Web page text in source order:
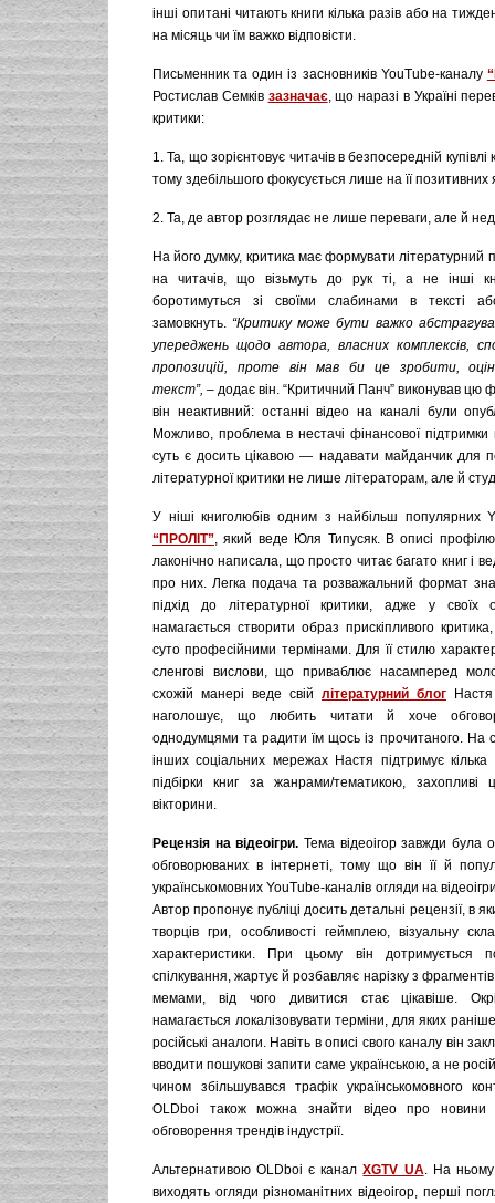
інші опитані читають книги кілька разів або на
на місяць чи їм важко відповісти.
Письменник та один із засновників YouTube-каналу
Ростислав Семків зазначає, що наразі в Україні
критики:
1. Та, що зорієнтовує читачів в безпосередній купівлі
тому здебільшого фокусується лише на її позитивних
2. Та, де автор розглядає не лише переваги, але й
На його думку, критика має формувати літературний
на читачів, що візьмуть до рук ті, а не інші
боротимуться зі своїми слабинами в тексті
замовкнуть. “Критику може бути важко
упереджень щодо автора, власних комплексів,
пропозицій, проте він мав би це зробити,
текст”, – додає він. “Критичний Панч” виконував цю
він неактивний: останні відео на каналі були
Можливо, проблема в нестачі фінансової підтримки
суть є досить цікавою — надавати майданчик для
літературної критики не лише літераторам, але й
У ніші книголюбів одним з найбільш популярних
“ПРОЛІТ”, який веде Юля Типусяк. В описі
лаконічно написала, що просто читає багато книг і
про них. Легка подача та розважальний формат
підхід до літературної критики, адже у
намагається створити образ прискіпливого
суто професійними термінами. Для її стилю
сленгові вислови, що приваблює насамперед
схожій манері веде свій літературний блог
наголошує, що любить читати й хоче
однодумцями та радити їм щось із прочитаного. На
інших соціальних мережах Настя підтримує кілька
підбірки книг за жанрами/тематикою, захопливі
вікторини.
Рецензія на відеоігри. Тема відеоігор завжди була
обговорюваних в інтернеті, тому що він її й
українськомовних YouTube-каналів огляди на
Автор пропонує публіці досить детальні рецензії, в
творців гри, особливості геймплею, візуальну
характеристики. При цьому він дотримується
спілкування, жартує й розбавляє нарізку з
мемами, від чого дивитися стає цікавіше.
намагається локалізовувати терміни, для яких
російські аналоги. Навіть в описі свого каналу він
вводити пошукові запити саме українською, а не
чином збільшувався трафік українськомовного
OLDboi також можна знайти відео про новини
обговорення трендів індустрії.
Альтернативою OLDboi є каналXGTV UA. На ньому
виходять огляди різноманітних відеоігор, перші